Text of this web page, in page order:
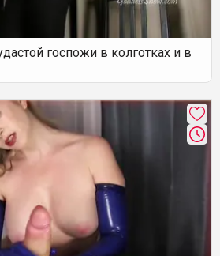
госпожи в колготках и в